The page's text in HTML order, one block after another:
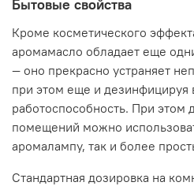
Бытовые свойства
Кроме косметического
аромамасло обладает еще
— оно прекрасно устраняет
при этом еще и дезинфицируя
работоспособность. При этом
помещений можно
аромалампу, так и более
Стандартная дозировка на